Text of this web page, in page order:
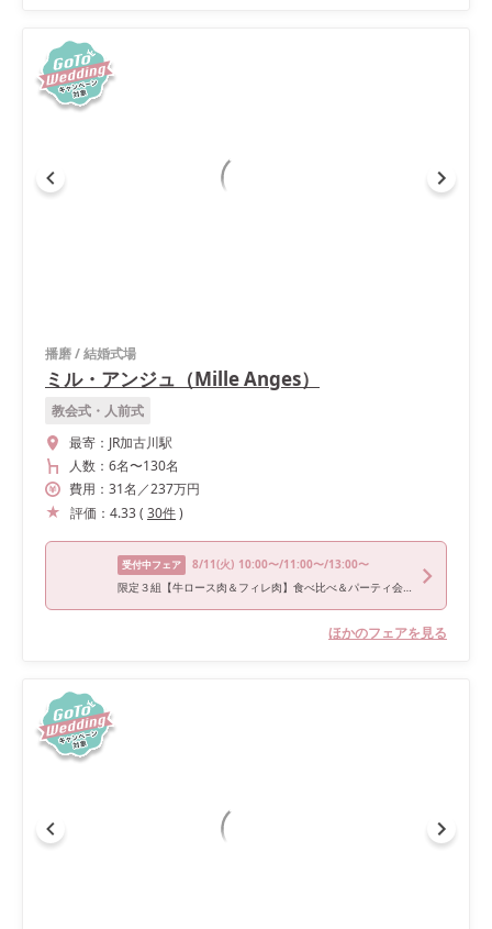
播磨/結婚式場
ミル・アンジュ（Mille Anges）
教会式・人前式
最寄： JR加古川駅
人数： 6名〜130名
費用： 31名 ／237万円
評価： 4.33( 30件)
受付中フェア 8/11(火) 10:00〜/11:00〜/13:00〜
限定３組【牛ロース肉＆フィレ肉】食べ比べ＆パーティ会場見学フェア
ほかのフェアを見る